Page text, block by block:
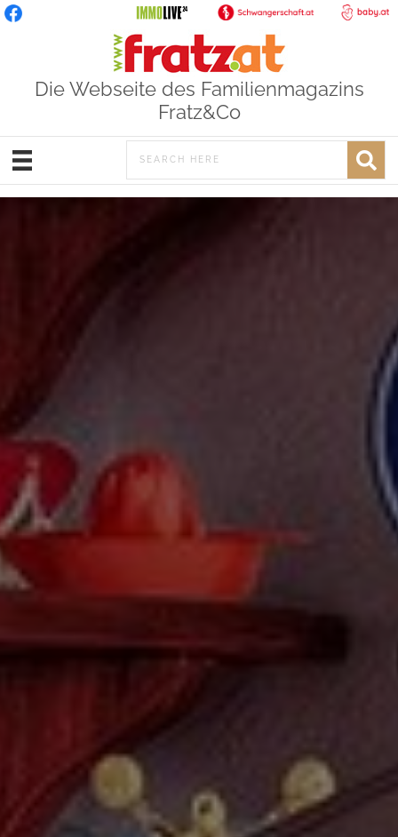
Die Webseite des Familienmagazins
Fratz&Co